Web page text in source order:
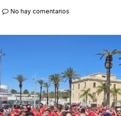
No hay comentarios